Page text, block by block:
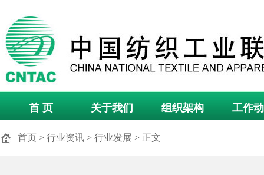
首 页 关于我们 组织架构 工作
首页 > 行业资讯 > 行业发展 > 正文